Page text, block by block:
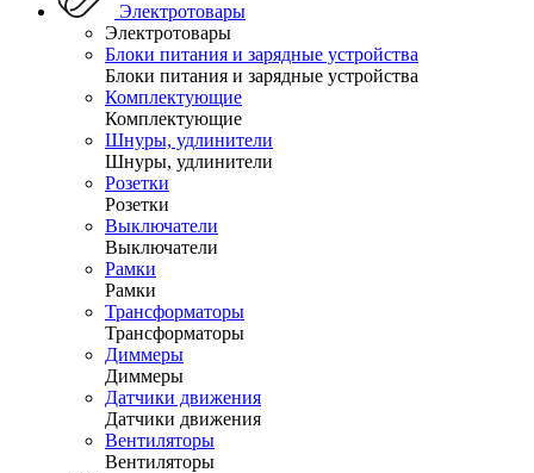
Электротовары
Электротовары
Блоки питания и зарядные устройства
Блоки питания и зарядные устройства
Комплектующие
Комплектующие
Шнуры, удлинители
Шнуры, удлинители
Розетки
Розетки
Выключатели
Выключатели
Рамки
Рамки
Трансформаторы
Трансформаторы
Диммеры
Диммеры
Датчики движения
Датчики движения
Вентиляторы
Вентиляторы